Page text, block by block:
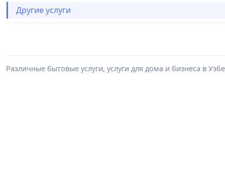
Другие услуги
Различные бытовые услуги, услуги для дома и бизнеса в